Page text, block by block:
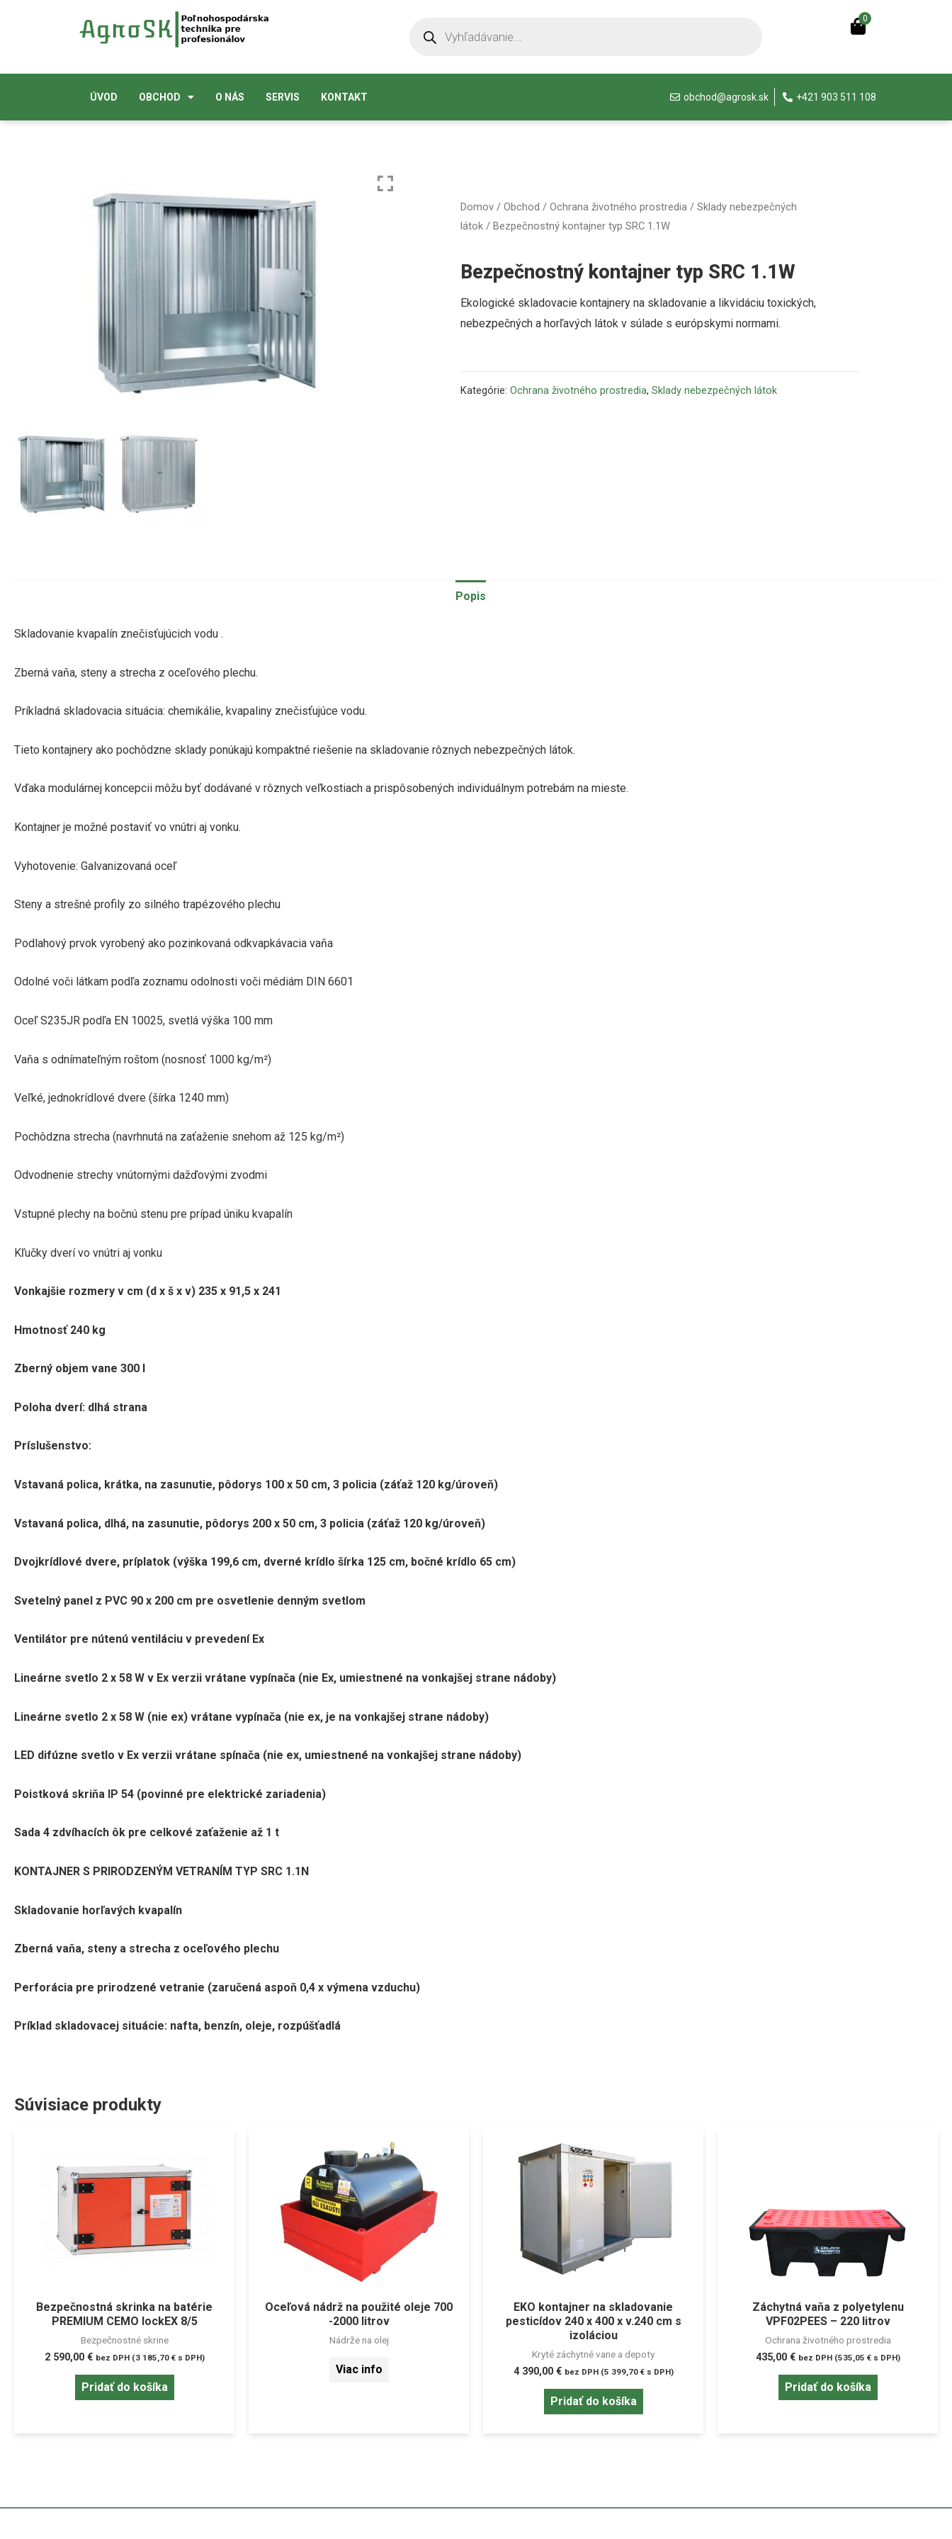
0
ÚVOD OBCHOD O NÁS SERVIS KONTAKT obchod@agrosk.sk +421 903 511 108
Domov/ Obchod / Ochrana životného prostredia/ Sklady nebezpečných
látok/ Bezpečnostný kontajner typ SRC 1.1W
Bezpečnostný kontajner typ SRC 1.1W
Ekologické skladovacie kontajnery na skladovanie a likvidáciu toxických,
nebezpečných a horľavých látok v súlade s európskymi normami.
Kategórie: Ochrana životného prostredia, Sklady nebezpečných látok
Popis
Skladovanie kvapalín znečisťujúcich vodu .
Zberná vaňa, steny a strecha z oceľového plechu.
Príkladná skladovacia situácia: chemikálie, kvapaliny znečisťujúce vodu.
Tieto kontajnery ako pochôdzne sklady ponúkajú kompaktné riešenie na skladovanie rôznych nebezpečných látok.
Vďaka modulárnej koncepcii môžu byť dodávané v rôznych veľkostiach a prispôsobených individuálnym potrebám na mieste.
Kontajner je možné postaviť vo vnútri aj vonku.
Vyhotovenie: Galvanizovaná oceľ
Steny a strešné profily zo silného trapézového plechu
Podlahový prvok vyrobený ako pozinkovaná odkvapkávacia vaňa
Odolné voči látkam podľa zoznamu odolnosti voči médiám DIN 6601
Oceľ S235JR podľa EN 10025, svetlá výška 100 mm
Vaňa s odnímateľným roštom (nosnosť 1000 kg/m²)
Veľké, jednokrídlové dvere (šírka 1240 mm)
Pochôdzna strecha (navrhnutá na zaťaženie snehom až 125 kg/m²)
Odvodnenie strechy vnútornými dažďovými zvodmi
Vstupné plechy na bočnú stenu pre prípad úniku kvapalín
Kľučky dverí vo vnútri aj vonku
Vonkajšie rozmery v cm (d x š x v) 235 x 91,5 x 241
Hmotnosť 240 kg
Zberný objem vane 300 l
Poloha dverí: dlhá strana
Príslušenstvo:
Vstavaná polica, krátka, na zasunutie, pôdorys 100 x 50 cm, 3 policia (záťaž 120 kg/úroveň)
Vstavaná polica, dlhá, na zasunutie, pôdorys 200 x 50 cm, 3 policia (záťaž 120 kg/úroveň)
Dvojkrídlové dvere, príplatok (výška 199,6 cm, dverné krídlo šírka 125 cm, bočné krídlo 65 cm)
Svetelný panel z PVC 90 x 200 cm pre osvetlenie denným svetlom
Ventilátor pre nútenú ventiláciu v prevedení Ex
Lineárne svetlo 2 x 58 W v Ex verzii vrátane vypínača (nie Ex, umiestnené na vonkajšej strane nádoby)
Lineárne svetlo 2 x 58 W (nie ex) vrátane vypínača (nie ex, je na vonkajšej strane nádoby)
LED difúzne svetlo v Ex verzii vrátane spínača (nie ex, umiestnené na vonkajšej strane nádoby)
Poistková skriňa IP 54 (povinné pre elektrické zariadenia)
Sada 4 zdvíhacích ôk pre celkové zaťaženie až 1 t
KONTAJNER S PRIRODZENÝM VETRANÍM TYP SRC 1.1N
Skladovanie horľavých kvapalín
Zberná vaňa, steny a strecha z oceľového plechu
Perforácia pre prirodzené vetranie (zaručená aspoň 0,4 x výmena vzduchu)
Príklad skladovacej situácie: nafta, benzín, oleje, rozpúšťadlá
Súvisiace produkty
Bezpečnostná skrinka na batérie
PREMIUM CEMO lockEX 8/5
Bezpečnostné skrine
2 590,00 € bez DPH (3 185,70 €s DPH)
Pridať do košíka
Oceľová nádrž na použité oleje 700
-2000 litrov
Nádrže na olej
Viac info
EKO kontajner na skladovanie
pesticídov 240 x 400 x v.240 cm s
izoláciou
Kryté záchytné vane a depoty
4 390,00 € bez DPH (5 399,70 €s DPH)
Pridať do košíka
Záchytná vaňa z polyetylenu
VPF02PEES – 220 litrov
Ochrana životného prostredia
435,00 € bez DPH (535,05 €s DPH)
Pridať do košíka